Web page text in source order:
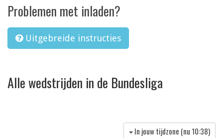
Problemen met inladen?
Uitgebreide instructies
Alle wedstrijden in de Bundesliga
In jouw tijdzone (nu 10:38)